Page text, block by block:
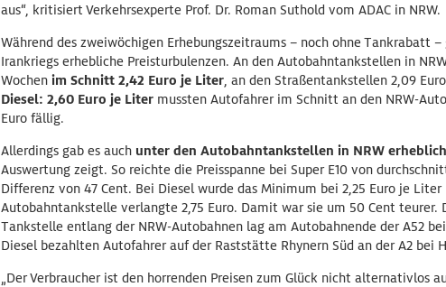
aus“, kritisiert Verkehrsexperte Prof. Dr. Roman Suthold vom ADAC in NRW.
Während des zweiwöchigen Erhebungszeitraums – noch ohne Tankrabatt
Irankriegs erhebliche Preisturbulenzen. An den Autobahntankstellen in
Wochen im Schnitt 2,42 Euro je Liter, an den Straßentankstellen 2,09
Diesel: 2,60 Euro je Liter mussten Autofahrer im Schnitt an den NRW-
Euro fällig.
Allerdings gab es auch unter den Autobahntankstellen in NRW
Auswertung zeigt. So reichte die Preisspanne bei Super E10 von
Differenz von 47 Cent. Bei Diesel wurde das Minimum bei 2,25 Euro je
Autobahntankstelle verlangte 2,75 Euro. Damit war sie um 50 Cent
Tankstelle entlang der NRW-Autobahnen lag am Autobahnende der A52
Diesel bezahlten Autofahrer auf der Raststätte Rhynern Süd an der A2 bei
„Der Verbraucher ist den horrenden Preisen zum Glück nicht alternativlos